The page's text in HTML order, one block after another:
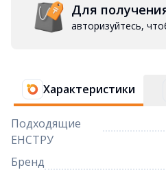
Для
авторизуйтесь,
Характеристики
Подходящие
ЕНСТРУ
Бренд